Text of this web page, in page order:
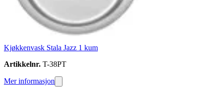
Kjøkkenvask Stala Jazz 1 kum
Artikkelnr. T-38PT
Mer informasjon